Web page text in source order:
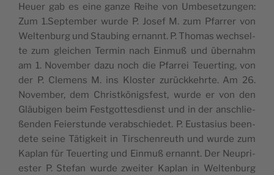
Heu­er gab es eine gan­ze Rei­he von Umbe­set­zun­gen:
Zum 1.September wur­de P. Josef M. zum Pfa­rrer von
Wel­ten­burg und Sta­u­bing ernannt. P. Tho­mas wec­hsel­
te zum gle­ic­hen Ter­min nach Ein­muß und über­na­hm
am 1. Novem­ber dazu noch die Pfa­rrei Teu­er­ting, von
der P. Cle­mens M. ins Klo­s­ter zurüc­kke­hr­te. Am 26.
Novem­ber, dem Chri­st­könig­s­fest, wur­de er von den
Gläu­bi­gen beim Fest­got­tes­di­enst und in der ansc­hli­e­
ßen­den Fei­er­s­tun­de verab­sc­hi­e­det. P. Eus­ta­si­us been­
d­ete sei­ne Tätig­ke­it in Tir­sc­hen­re­uth und wur­de zum
Kaplan für Teu­er­ting und Ein­muß ernannt. Der Neu­pri­
e­s­ter P. Ste­fan wur­de zwe­i­ter Kaplan in Wel­ten­burg